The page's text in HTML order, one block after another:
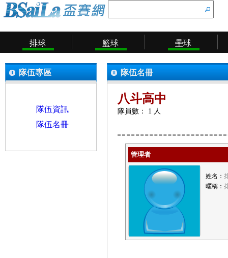
排球 籃球 壘球
隊伍專區
隊伍資訊
隊伍名冊
隊伍名冊
八斗高中
隊員數： 1 人
管理者
姓名：
暱稱：